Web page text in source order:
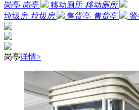
岗亭 岗亭 移动厕所 移动厕所
垃圾房 垃圾房 售货亭 售货亭 警
岗亭详情>